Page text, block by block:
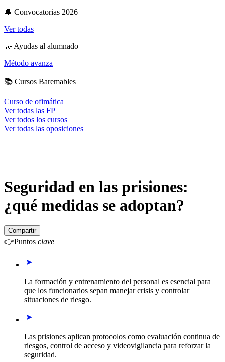
🔔 Convocatorias 2026
Ver todas
🤝 Ayudas al alumnado
Método avanza
📚 Cursos Baremables
Curso de ofimática
Ver todas las FP
Ver todos los cursos
Ver todas las oposiciones
Seguridad en las prisiones:
¿qué medidas se adoptan?
Compartir
👉Puntos clave
La formación y entrenamiento del personal es esencial para
que los funcionarios sepan manejar crisis y controlar
situaciones de riesgo.
Las prisiones aplican protocolos como evaluación continua de
riesgos, control de acceso y videovigilancia para reforzar la
seguridad.